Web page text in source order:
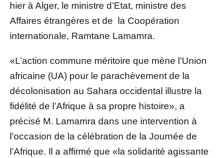
hier à Alger, le ministre d’Etat, ministre des
Affaires étrangères et de la Coopération
internationale, Ramtane Lamamra.
«L’action commune méritoire que mène l’Union
africaine (UA) pour le parachèvement de la
décolonisation au Sahara occidental illustre la
fidélité de l’Afrique à sa propre histoire», a
précisé M. Lamamra dans une intervention à
l’occasion de la célébration de la Journée de
l’Afrique. Il a affirmé que «la solidarité agissante